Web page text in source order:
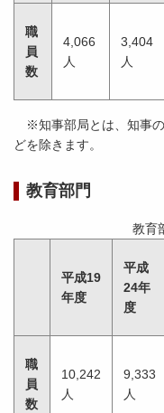
職
員
数
4,066
人
3,404
人
※知事部局とは、知事の
どを除きます。
教育部門
教育
平成19
年度
平成
24年
度
職
員
数
10,242
人
9,333
人